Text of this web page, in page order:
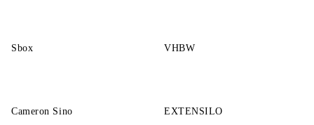
Sbox VHBW
Cameron Sino EXTENSILO